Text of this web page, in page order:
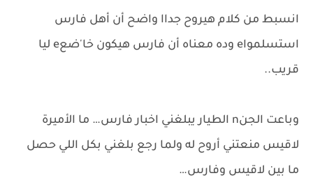
انسبط من كلام هيروح جداا واضح أن أهل فارس
استسلمواe وده معناه أن فارس هيكون خا'ضعe ليا
قريب..
وباعت الجنn الطيار يبلغني اخبار فارس… ما الأميرة
لاقيس منعتني أروح له ولما رجع بلغني بكل اللي حصل
ما بين لاقيس وفارس…